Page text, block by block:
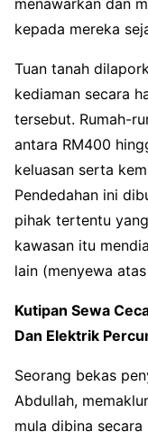
menawarkan dan
kepada mereka
Tuan tanah
kediaman secara
tersebut. Rumah-
antara RM400
keluasan serta
Pendedahan ini
pihak tertentu
kawasan itu
lain (menyewa
Kutipan Sewa
Dan Elektrik
Seorang bekas
Abdullah,
mula dibina